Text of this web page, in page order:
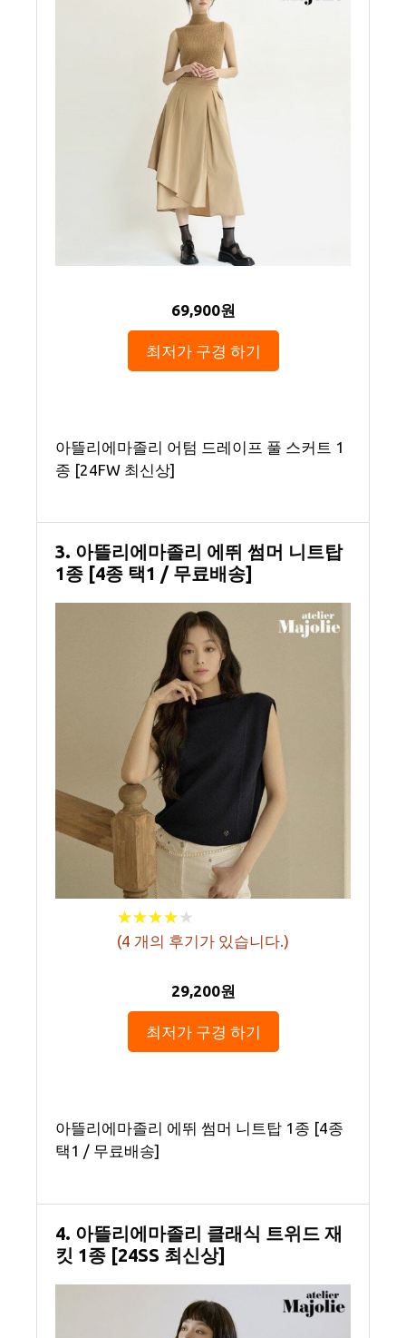
69,900원
최저가 구경 하기
아뜰리에마졸리 어텀 드레이프 풀 스커트 1
종 [24FW 최신상]
3. 아뜰리에마졸리 에뛰 썸머 니트탑
1종 [4종 택1 / 무료배송]
★★★★★
★★★★★
(4 개의 후기가 있습니다.)
29,200원
최저가 구경 하기
아뜰리에마졸리 에뛰 썸머 니트탑 1종 [4종
택1 / 무료배송]
4. 아뜰리에마졸리 클래식 트위드 재
킷 1종 [24SS 최신상]